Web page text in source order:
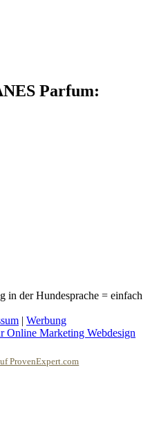
Parfum:
in der Hundesprache = einfach
| Werbung
Online Marketing Webdesign
ProvenExpert.com